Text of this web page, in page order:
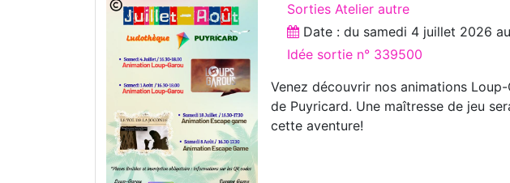
Sorties Atelier autre
Date : du samedi 4 juillet 2026 au
Idée sortie n° 339500
Venez découvrir nos animations
de Puyricard. Une maîtresse de jeu
cette aventure!